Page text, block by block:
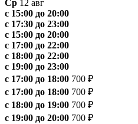
Ср 12 авг
с 15:00 до 20:00
с 17:30 до 23:00
с 15:00 до 20:00
с 17:00 до 22:00
с 18:00 до 22:00
с 19:00 до 23:00
с 17:00 до 18:00 700 ₽
с 17:00 до 18:00 700 ₽
с 18:00 до 19:00 700 ₽
с 19:00 до 20:00 700 ₽